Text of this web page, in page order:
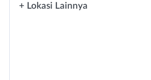
+ Lokasi Lainnya